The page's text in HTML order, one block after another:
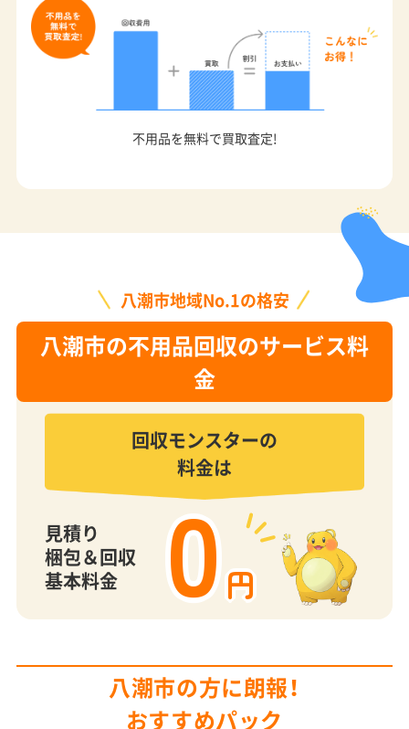
不用品を無料で買取査定!
八潮市地域No.1の格安
八潮市の不用品回収のサービス料
金
回収モンスターの
料金は
見積り
梱包＆回収
基本料金
0円
八潮市の方に朗報！
おすすめパック